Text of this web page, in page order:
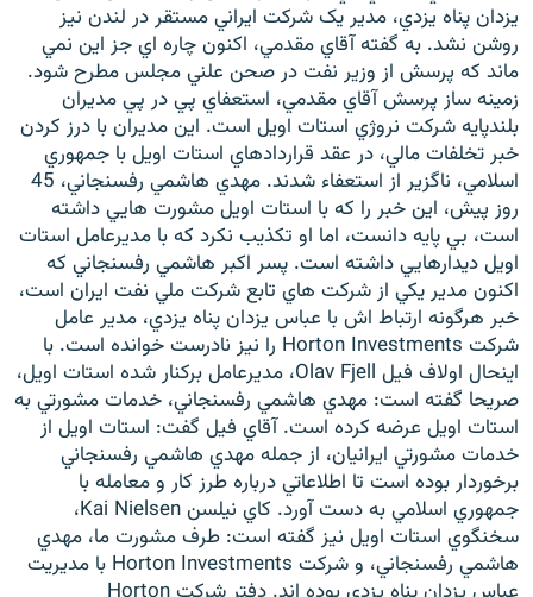
يزدان پناه يزدي، مدير يک شرکت ايراني مستقر در لندن نيز
روشن نشد. به گفته آقاي مقدمي، اکنون چاره اي جز اين نمي
ماند که پرسش از وزير نفت در صحن علني مجلس مطرح شود.
زمينه ساز پرسش آقاي مقدمي، استعفاي پي در پي مديران
بلندپايه شرکت نروژي استات اويل است. اين مديران با درز کردن
خبر تخلفات مالي، در عقد قراردادهاي استات اويل با جمهوري
اسلامي، ناگزير از استعفاء شدند. مهدي هاشمي رفسنجاني، 45
روز پيش، اين خبر را که با استات اويل مشورت هايي داشته
است، بي پايه دانست، اما او تکذيب نکرد که با مديرعامل استات
اويل ديدارهايي داشته است. پسر اکبر هاشمي رفسنجاني که
اکنون مدير يکي از شرکت هاي تابع شرکت ملي نفت ايران است،
خبر هرگونه ارتباط اش با عباس يزدان پناه يزدي، مدير عامل
شرکت Horton Investments را نيز نادرست خوانده است. با
اينحال اولاف فيل Olav Fjell، مديرعامل برکنار شده استات اويل،
صريحا گفته است: مهدي هاشمي رفسنجاني، خدمات مشورتي به
استات اويل عرضه کرده است. آقاي فيل گفت: استات اويل از
خدمات مشورتي ايرانيان، از جمله مهدي هاشمي رفسنجاني
برخوردار بوده است تا اطلاعاتي درباره طرز کار و معامله با
جمهوري اسلامي به دست آورد. کاي نيلسن Kai Nielsen،
سخنگوي استات اويل نيز گفته است: طرف مشورت ما، مهدي
هاشمي رفسنجاني، و شرکت Horton Investments با مديريت